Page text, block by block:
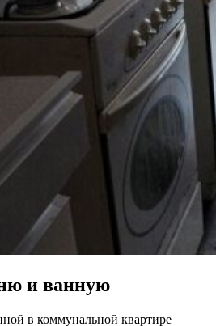
и ванную
в коммунальной квартире